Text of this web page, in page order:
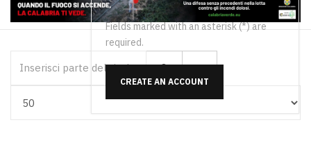
Fields marked with an asterisk (*) are
required.
CREATE AN ACCOUNT